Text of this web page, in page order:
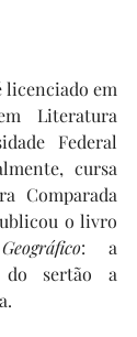
licenciado em
Literatura
Federal
cursa
Comparada
: a
do sertão a